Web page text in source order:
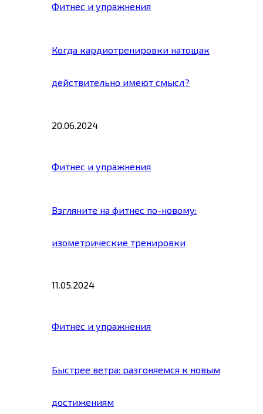
Фитнес и упражнения
Когда кардиотренировки натощак
действительно имеют смысл?
20.06.2024
Фитнес и упражнения
Взгляните на фитнес по-новому:
изометрические тренировки
11.05.2024
Фитнес и упражнения
Быстрее ветра: разгоняемся к новым
достижениям